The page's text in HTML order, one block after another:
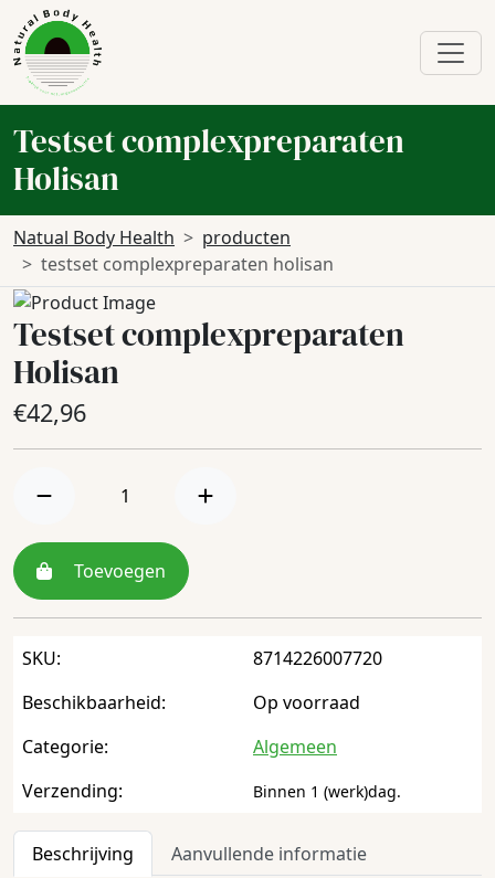
Testset complexpreparaten
Holisan
Natual Body Health
producten
testset complexpreparaten holisan
Testset complexpreparaten
Holisan
€42,96
Toevoegen
SKU:
8714226007720
Beschikbaarheid:
Op voorraad
Categorie:
Algemeen
Verzending:
Binnen 1 (werk)dag.
Beschrijving Aanvullende informatie